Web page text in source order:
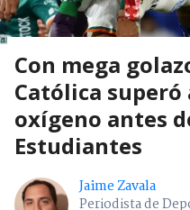
Con mega
Católica superó
oxígeno antes
Estudiantes
Jaime Zavala
Periodista de